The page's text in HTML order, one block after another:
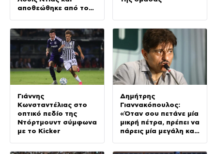
αποθεώθηκε από τον
Γιάννης
Κωνσταντέλιας στο
οπτικό πεδίο της
Ντόρτμουντ σύμφωνα
με το Kicker
Δημήτρης
Γιαννακόπουλος:
«Όταν σου πετάνε μία
μικρή πέτρα, πρέπει να
πάρεις μία μεγάλη και